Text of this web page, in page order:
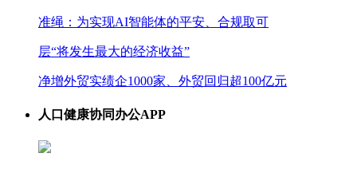
准绳：为实现AI智能体的平安、合规取可
层“将发生最大的经济收益”
净增外贸实绩企1000家、外贸回归超100亿元
人口健康协同办公APP